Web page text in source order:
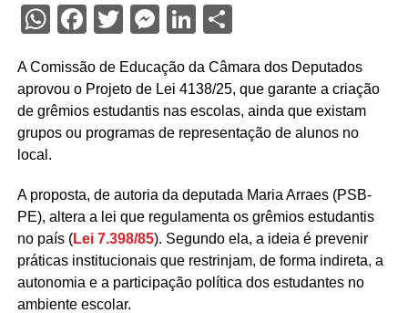
WhatsApp
Facebook
Twitter
Messenger
LinkedIn
Share
A Comissão de Educação da Câmara dos Deputados
aprovou o Projeto de Lei 4138/25, que garante a criação
de grêmios estudantis nas escolas, ainda que existam
grupos ou programas de representação de alunos no
local.
A proposta, de autoria da deputada Maria Arraes (PSB-
PE), altera a lei que regulamenta os grêmios estudantis
no país (Lei 7.398/85). Segundo ela, a ideia é prevenir
práticas institucionais que restrinjam, de forma indireta, a
autonomia e a participação política dos estudantes no
ambiente escolar.